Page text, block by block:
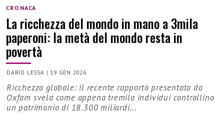
CRONACA
La ricchezza del mondo in mano a 3mila
paperoni: la metà del mondo resta in
povertà
DARIO LESSA | 19 GEN 2026
Ricchezza globale: il recente rapporto presentato da
Oxfam svela come appena tremila individui controllino
un patrimonio di 18.300 miliardi...